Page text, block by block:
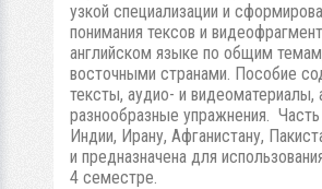
узкой специализации и
понимания тексов и
английском языке по общим
восточными странами. Пособие
тексты, аудио- и видеоматериалы,
разнообразные упражнения.
Индии, Ирану, Афганистану,
и предназначена для
4 семестре.